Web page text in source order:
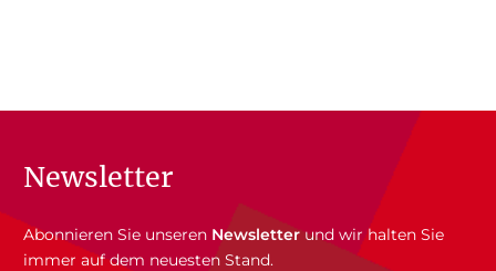
Newsletter
Abonnieren Sie unseren Newsletterund wir halten Sie
immer auf dem neuesten Stand.